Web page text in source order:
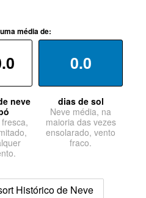
média de:
neve
0.0
dias de sol
Neve média, na
maioria das vezes
ensolarado, vento
fraco.
Histórico de Neve